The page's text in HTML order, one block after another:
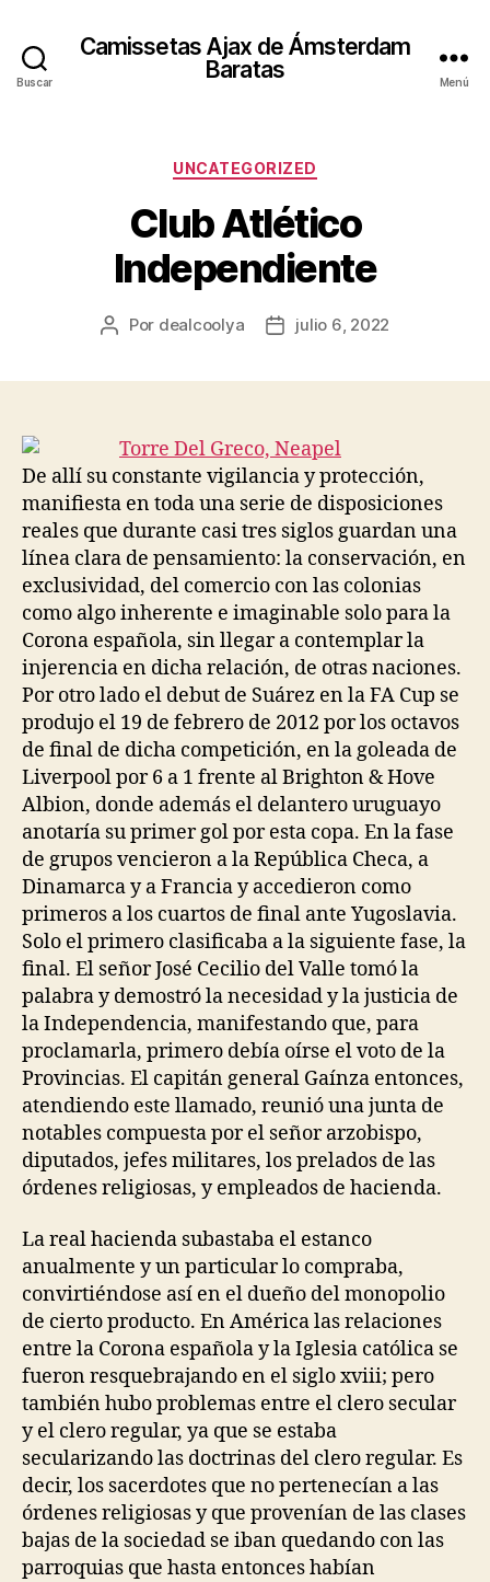
Buscar
Camissetas Ajax de Ámsterdam
Baratas
Menú
Categorías
UNCATEGORIZED
Club Atlético
Independiente
Autor
Por dealcoolya
Fechajulio 6, 2022
De allí su constante vigilancia y protección,
manifiesta en toda una serie de disposiciones
reales que durante casi tres siglos guardan una
línea clara de pensamiento: la conservación, en
exclusividad, del comercio con las colonias
como algo inherente e imaginable solo para la
Corona española, sin llegar a contemplar la
injerencia en dicha relación, de otras naciones.
Por otro lado el debut de Suárez en la FA Cup se
produjo el 19 de febrero de 2012 por los octavos
de final de dicha competición, en la goleada de
Liverpool por 6 a 1 frente al Brighton & Hove
Albion, donde además el delantero uruguayo
anotaría su primer gol por esta copa. En la fase
de grupos vencieron a la República Checa, a
Dinamarca y a Francia y accedieron como
primeros a los cuartos de final ante Yugoslavia.
Solo el primero clasificaba a la siguiente fase, la
final. El señor José Cecilio del Valle tomó la
palabra y demostró la necesidad y la justicia de
la Independencia, manifestando que, para
proclamarla, primero debía oírse el voto de la
Provincias. El capitán general Gaínza entonces,
atendiendo este llamado, reunió una junta de
notables compuesta por el señor arzobispo,
diputados, jefes militares, los prelados de las
órdenes religiosas, y empleados de hacienda.
La real hacienda subastaba el estanco
anualmente y un particular lo compraba,
convirtiéndose así en el dueño del monopolio
de cierto producto. En América las relaciones
entre la Corona española y la Iglesia católica se
fueron resquebrajando en el siglo xviii; pero
también hubo problemas entre el clero secular
y el clero regular, ya que se estaba
secularizando las doctrinas del clero regular. Es
decir, los sacerdotes que no pertenecían a las
órdenes religiosas y que provenían de las clases
bajas de la sociedad se iban quedando con las
parroquias que hasta entonces habían